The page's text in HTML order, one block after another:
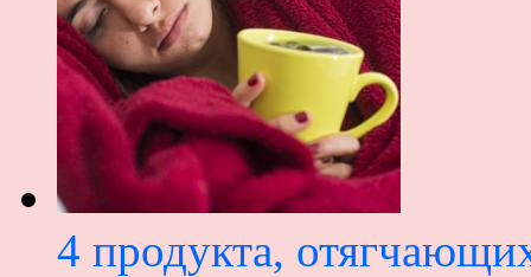
4 продукта,